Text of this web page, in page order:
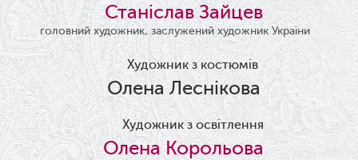
Станіслав Зайцев
головний художник, заслужений художник України
Художник з костюмів
Олена Леснікова
Художник з освітлення
Олена Корольова